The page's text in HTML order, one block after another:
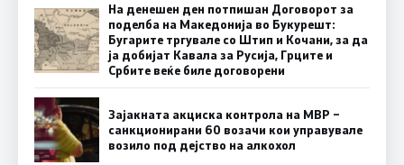
На денешен ден потпишан Договорот за
поделба на Македонија во Букурешт:
Бугарите тргувале со Штип и Кочани, за да
ја добијат Кавала за Русија, Грците и
Србите веќе биле договорени
Зајакната акциска контрола на МВР –
санкционирани 60 возачи кои управувале
возило под дејство на алкохол